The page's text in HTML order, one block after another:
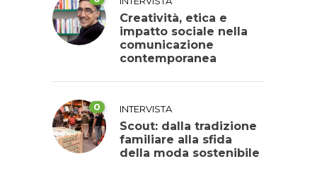
Creatività, etica e
impatto sociale nella
comunicazione
contemporanea
0 INTERVISTA
Scout: dalla tradizione
familiare alla sfida
della moda sostenibile